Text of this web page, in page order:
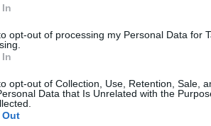
opt-out of processing my Personal Data for
opt-out of Collection, Use, Retention, Sale,
Data that Is Unrelated with the